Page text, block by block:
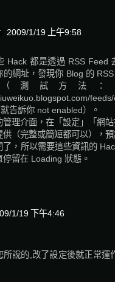
2009/1/19 上午9:58
Hack 都是透過 RSS Feed
的網址，發現你 Blog 的
測試方法：
告訴你 not enabled）。
管理介面，在「設定」「網
供（完整或簡短都可以），
了，所以需要這些資訊的
停留在 Loading 狀態。
1/19 下午4:46
所說的,改了設定後就正常運